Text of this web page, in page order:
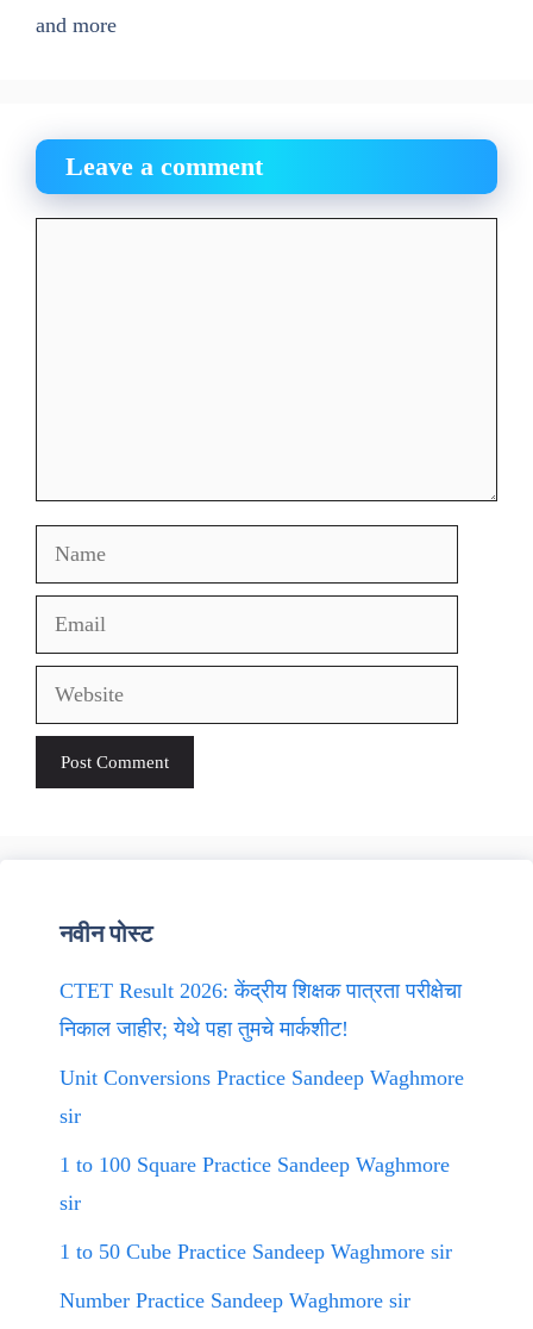
and more
Leave a comment
Name
Email
Website
नवीन पोस्ट
CTET Result 2026: केंद्रीय शिक्षक पात्रता परीक्षेचा
निकाल जाहीर; येथे पहा तुमचे मार्कशीट!
Unit Conversions Practice Sandeep Waghmore
sir
1 to 100 Square Practice Sandeep Waghmore
sir
1 to 50 Cube Practice Sandeep Waghmore sir
Number Practice Sandeep Waghmore sir